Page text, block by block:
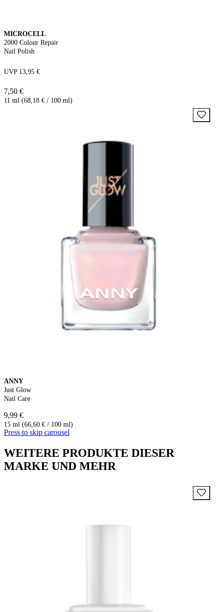
MICROCELL
2000 Colour Repair
Nail Polish
UVP 13,95 €
7,50 €
11 ml (68,18 € / 100 ml)
ANNY
Just Glow
Nail Care
9,99 €
15 ml (66,60 € / 100 ml)
Press to skip carousel
WEITERE PRODUKTE DIESER
MARKE UND MEHR